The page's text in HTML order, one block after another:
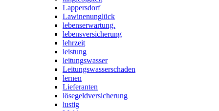
Lappersdorf
Lawinenunglück
lebenserwartung.
lebensversicherung
lehrzeit
leistung
leitungswasser
Leitungswasserschaden
lernen
Lieferanten
lösegeldversicherung
lustig